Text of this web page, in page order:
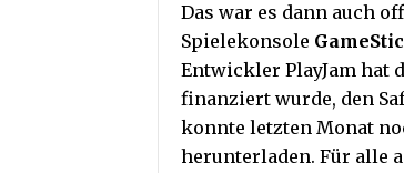
Das war es dann auch
Spielekonsole
Entwickler PlayJam hat
finanziert wurde, den
konnte letzten Monat
herunterladen. Für alle